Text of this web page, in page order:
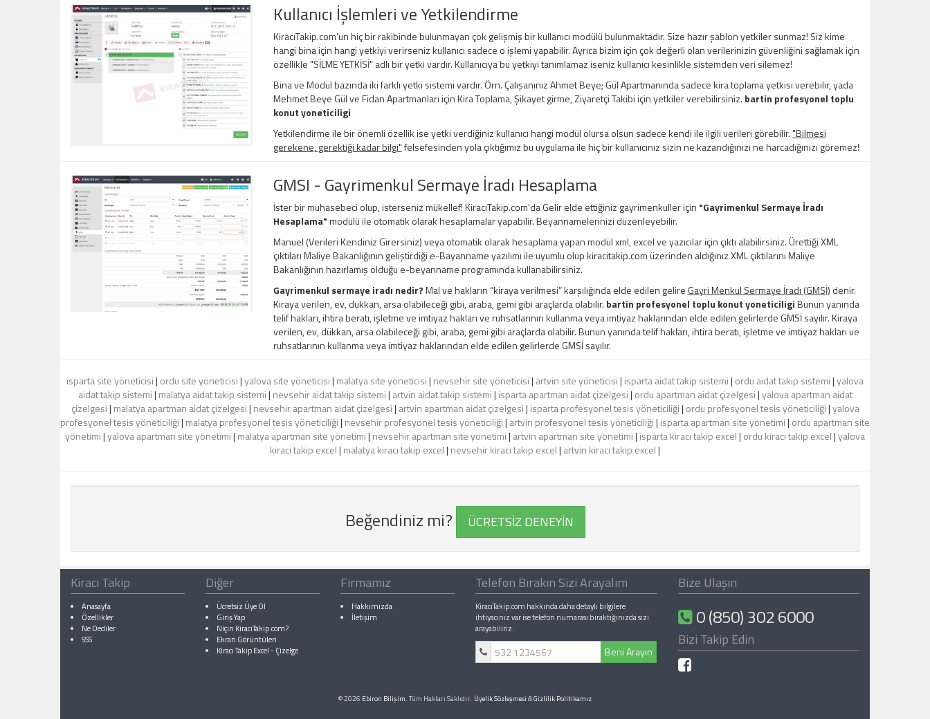
Kullanıcı İşlemleri ve Yetkilendirme
KiracıTakip.com'un hiç bir rakibinde bulunmayan çok gelişmiş bir kullanıcı modülü bulunmaktadır. Size hazır şablon yetkiler sunmaz! Siz kime
hangi bina için hangi yetkiyi verirseniz kullanıcı sadece o işlemi yapabilir. Ayrıca bizim için çok değerli olan verilerinizin güvenliğini sağlamak için
özellikle "SİLME YETKİSİ" adlı bir yetki vardır. Kullanıcıya bu yetkiyi tanımlamaz iseniz kullanıcı kesinlikle sistemden veri silemez!
Bina ve Modül bazında iki farklı yetki sistemi vardır. Örn. Çalışanınız Ahmet Beye; Gül Apartmanında sadece kira toplama yetkisi verebilir, yada
Mehmet Beye Gül ve Fidan Apartmanları için Kira Toplama, Şikayet girme, Ziyaretçi Takibi için yetkiler verebilirsiniz. bartin profesyonel toplu
konut yoneticiligi
Yetkilendirme ile bir önemli özellik ise yetki verdiğiniz kullanıcı hangi modül olursa olsun sadece kendi ile ilgili verileri görebilir."Bilmesi
gerekene, gerektiği kadar bilgi"felsefesinden yola çıktığımız bu uygulama ile hiç bir kullanıcınız sizin ne kazandığınızı ne harcadığınızı göremez!
GMSI - Gayrimenkul Sermaye İradı Hesaplama
İster bir muhasebeci olup, isterseniz mükellef! KiracıTakip.com'da Gelir elde ettiğiniz gayrimenkuller için "Gayrimenkul Sermaye İradı
Hesaplama"modülü ile otomatik olarak hesaplamalar yapabilir. Beyannamelerinizi düzenleyebilir.
Manuel (Verileri Kendiniz Girersiniz) veya otomatik olarak hesaplama yapan modül xml, excel ve yazıcılar için çıktı alabilirsiniz. Ürettiği XML
çıktıları Maliye Bakanlığının geliştirdiği e-Bayanname yazılımı ile uyumlu olup kiracitakip.com üzerinden aldığınız XML çıktılarını Maliye
Bakanlığının hazırlamış olduğu e-beyanname programında kullanabilirsiniz.
Gayrimenkul sermaye iradı nedir?Mal ve hakların “kiraya verilmesi” karşılığında elde edilen gelire Gayri Menkul Sermaye İradı (GMSİ) denir.
Kiraya verilen, ev, dükkan, arsa olabileceği gibi, araba, gemi gibi araçlarda olabilir. bartin profesyonel toplu konut yoneticiligiBunun yanında
telif hakları, ihtira beratı, işletme ve imtiyaz hakları ve ruhsatlarının kullanma veya imtiyaz haklarından elde edilen gelirlerde GMSİ sayılır. Kiraya
verilen, ev, dükkan, arsa olabileceği gibi, araba, gemi gibi araçlarda olabilir. Bunun yanında telif hakları, ihtira beratı, işletme ve imtiyaz hakları ve
ruhsatlarının kullanma veya imtiyaz haklarından elde edilen gelirlerde GMSİ sayılır.
isparta site yöneticisi| ordu site yöneticisi|yalova site yöneticisi| malatya site yöneticisi| nevsehir site yöneticisi| artvin site yöneticisi| isparta aidat takip sistemi| ordu aidat takip sistemi|yalova
aidat takip sistemi| malatya aidat takip sistemi| nevsehir aidat takip sistemi| artvin aidat takip sistemi| isparta apartman aidat çizelgesi| ordu apartman aidat çizelgesi|yalova apartman aidat
çizelgesi| malatya apartman aidat çizelgesi| nevsehir apartman aidat çizelgesi| artvin apartman aidat çizelgesi| isparta profesyonel tesis yöneticiliği| ordu profesyonel tesis yöneticiliği|yalova
profesyonel tesis yöneticiliği| malatya profesyonel tesis yöneticiliği| nevsehir profesyonel tesis yöneticiliği| artvin profesyonel tesis yöneticiliği| isparta apartman site yönetimi| ordu apartman site
yönetimi|yalova apartman site yönetimi| malatya apartman site yönetimi| nevsehir apartman site yönetimi| artvin apartman site yönetimi| isparta kiracı takip excel| ordu kiracı takip excel|yalova
kiracı takip excel| malatya kiracı takip excel| nevsehir kiracı takip excel| artvin kiracı takip excel|
Beğendiniz mi? ÜCRETSİZ DENEYİN
Kiracı Takip
Anasayfa
Özellikler
Ne Dediler
SSS
Diğer
Ücretsiz Üye Ol
Giriş Yap
Niçin KiracıTakip.com?
Ekran Görüntüleri
Kiracı Takip Excel- Çizelge
Firmamız
Hakkımızda
İletişim
Telefon Bırakın Sizi Arayalım
KiracıTakip.com hakkında daha detaylı bilgilere
ihtiyacınız var ise telefon numarası bıraktığınızda sizi
arayabiliriz.
Beni Arayın
Bize Ulaşın
0 (850) 302 6000
Bizi Takip Edin
© 2026 Ebiron Bilişim. Tüm Hakları Saklıdır. Üyelik Sözleşmesi &Gizlilik Politikamız